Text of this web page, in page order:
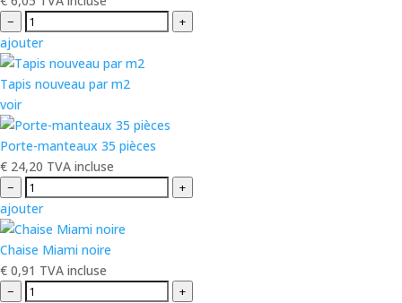
− +
ajouter
Tapis nouveau par m2
voir
Porte-manteaux 35 pièces
€ 24,20 TVA incluse
− +
ajouter
Chaise Miami noire
€ 0,91 TVA incluse
− +